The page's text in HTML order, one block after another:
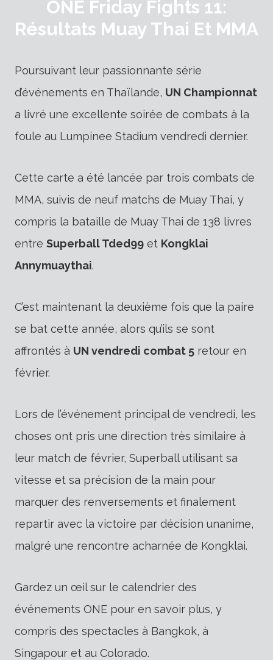
ONE Friday Fights 11:
Résultats Muay Thai Et MMA
Poursuivant leur passionnante série
d’événements en Thaïlande, UN Championnat
a livré une excellente soirée de combats à la
foule au Lumpinee Stadium vendredi dernier.
Cette carte a été lancée par trois combats de
MMA, suivis de neuf matchs de Muay Thai, y
compris la bataille de Muay Thai de 138 livres
entre Superball Tded99 et Kongklai
Annymuaythai.
C’est maintenant la deuxième fois que la paire
se bat cette année, alors qu’ils se sont
affrontés à UN vendredi combat 5 retour en
février.
Lors de l’événement principal de vendredi, les
choses ont pris une direction très similaire à
leur match de février, Superball utilisant sa
vitesse et sa précision de la main pour
marquer des renversements et finalement
repartir avec la victoire par décision unanime,
malgré une rencontre acharnée de Kongklai.
Gardez un œil sur le calendrier des
événements ONE pour en savoir plus, y
compris des spectacles à Bangkok, à
Singapour et au Colorado.